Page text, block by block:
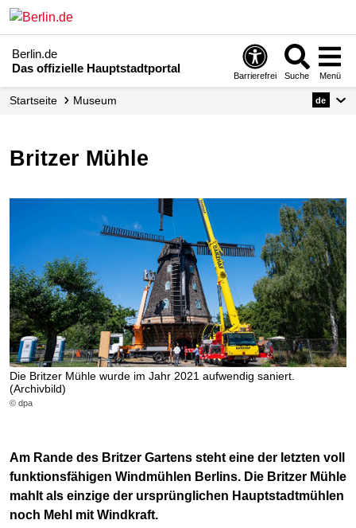
Berlin.de
Das offizielle Hauptstadtportal
Barrierefrei Suche Menü
Startseite Museum de
Britzer Mühle
Die Britzer Mühle wurde im Jahr 2021 aufwendig saniert.
(Archivbild)
© dpa
Am Rande des Britzer Gartens steht eine der letzten voll
funktionsfähigen Windmühlen Berlins. Die Britzer Mühle
mahlt als einzige der ursprünglichen Hauptstadtmühlen
noch Mehl mit Windkraft.